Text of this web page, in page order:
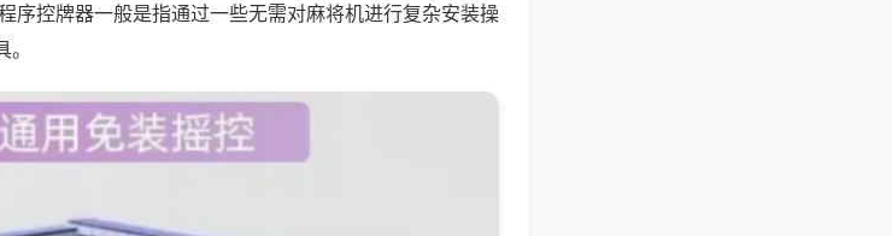
序控牌器一般是指通过一些无需对麻将机进行复杂安装操